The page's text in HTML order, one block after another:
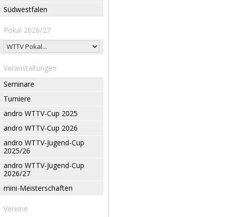
Südwestfalen
Pokal 2026/27
Veranstaltungen
Seminare
Turniere
andro WTTV-Cup 2025
andro WTTV-Cup 2026
andro WTTV-Jugend-Cup
2025/26
andro WTTV-Jugend-Cup
2026/27
mini-Meisterschaften
Vereine